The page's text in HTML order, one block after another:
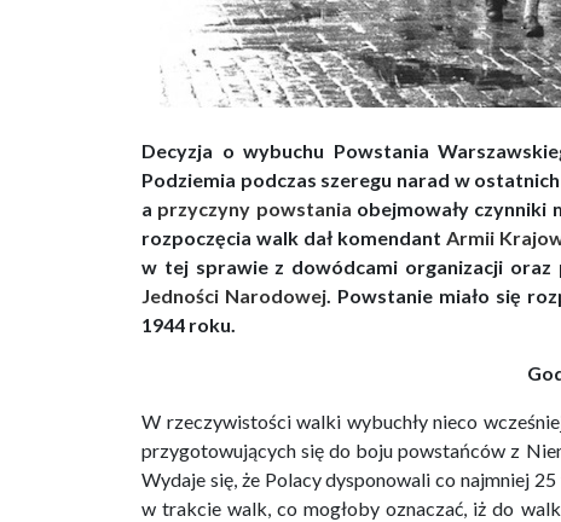
Decyzja o wybuchu Powstania
Podziemia podczas szeregu narad w
a przyczyny powstania obejmowały czynniki
rozpoczęcia walk dał komendantArmii
w tej sprawie z dowódcami organizacji
Jedności Narodowej. Powstanie miało się
1944 roku.
W rzeczywistości walki wybuchły nieco
przygotowujących się do boju powstańców z
Wydaje się, że Polacy dysponowali co najmniej
w trakcie walk, co mogłoby oznaczać, iż do